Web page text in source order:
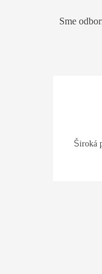
Sme
Široká